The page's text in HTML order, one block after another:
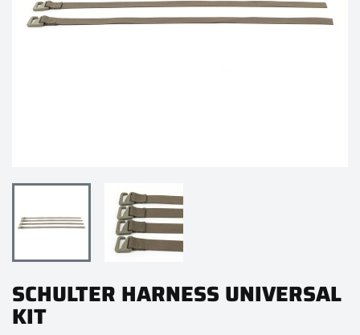
SCHULTER HARNESS UNIVERSAL
KIT